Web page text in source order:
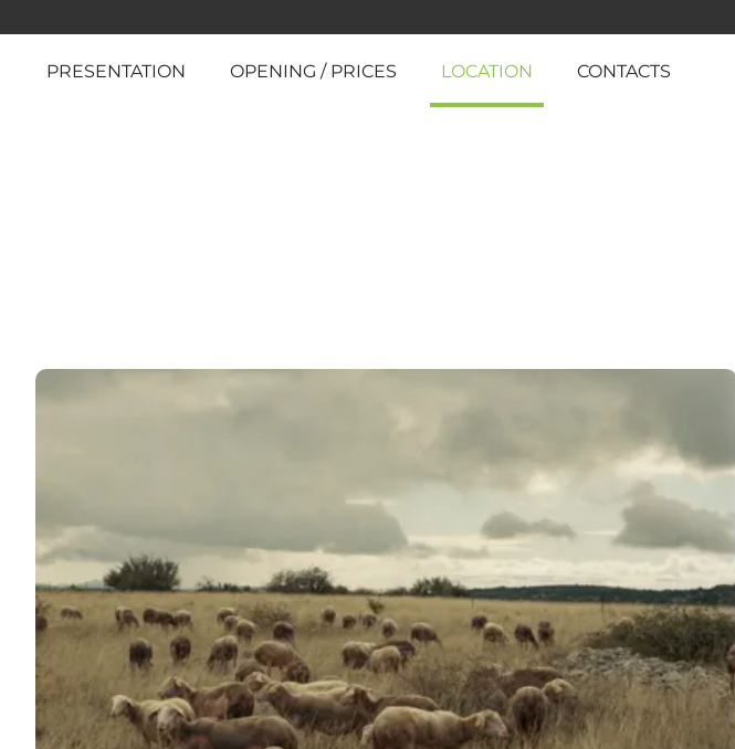
PRESENTATION OPENING / PRICES LOCATION CONTACTS